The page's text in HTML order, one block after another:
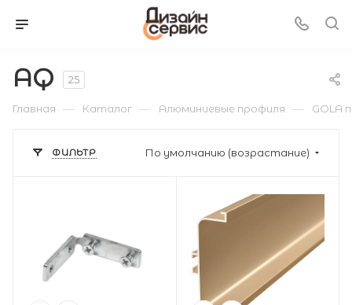
AQ 25
Главная — Каталог — Алюминиевые профиля — GOLA
ФИЛЬТР По умолчанию (возрастание)